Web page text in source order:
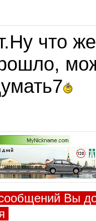
что
Вы